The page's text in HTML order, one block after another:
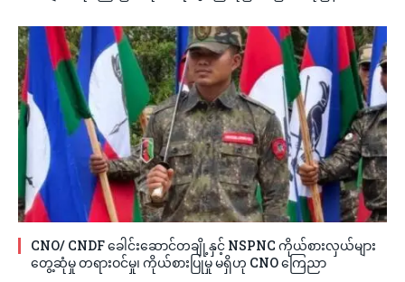
CNO/ CNDF ခေါင်းဆောင်တချို့နှင့် NSPNC ကိုယ်စားလှယ်များ
တွေ့ဆုံမှု တရားဝင်မှု၊ ကိုယ်စားပြုမှု မရှိဟု CNO ကြေညာ